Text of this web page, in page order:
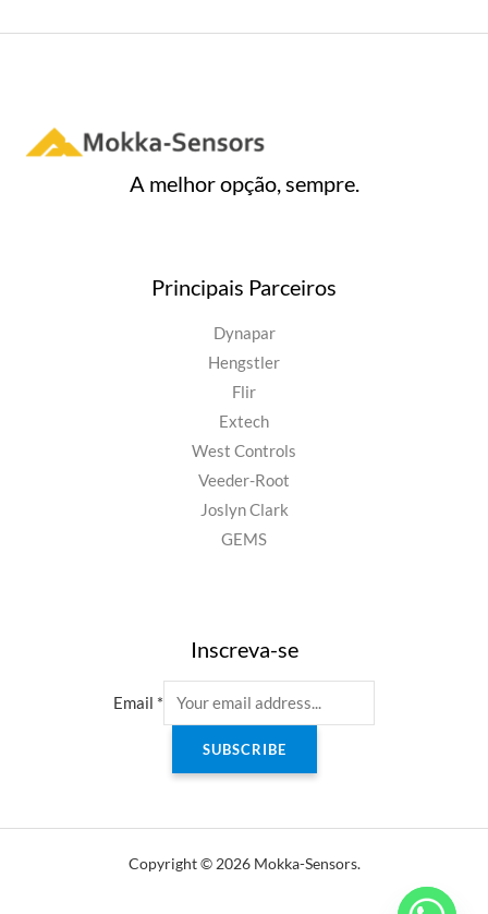
A melhor opção, sempre.
Principais Parceiros
Dynapar
Hengstler
Flir
Extech
West Controls
Veeder-Root
Joslyn Clark
GEMS
Inscreva-se
Email *
SUBSCRIBE
Copyright © 2026 Mokka-Sensors.